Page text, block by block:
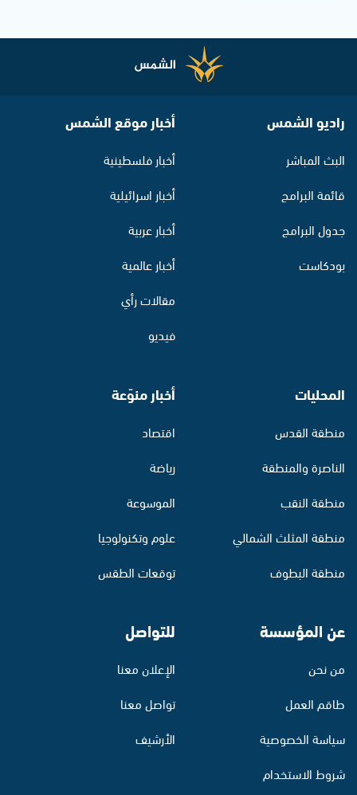
راديو الشمس
البث المباشر
قائمة البرامج
جدول البرامج
بودكاست
أخبار موقع الشمس
أخبار فلسطينية
أخبار اسرائيلية
أخبار عربية
أخبار عالمية
مقالات رأي
فيديو
المحليات
منطقة القدس
الناصرة والمنطقة
منطقة النقب
منطقة المثلث الشمالي
منطقة البطوف
أخبار منوّعة
اقتصاد
رياضة
الموسوعة
علوم وتكنولوجيا
توقعات الطقس
عن المؤسسة
من نحن
طاقم العمل
سياسة الخصوصية
شروط الاستخدام
للتواصل
الإعلان معنا
تواصل معنا
الأرشيف